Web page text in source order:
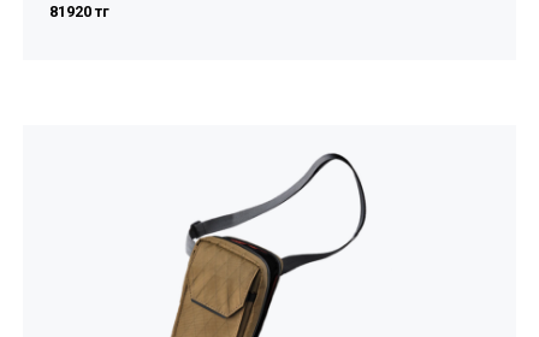
81920 тг